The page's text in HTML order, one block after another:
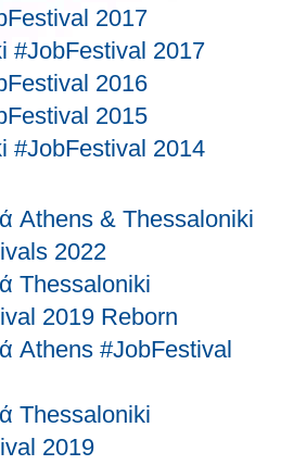
2017
#JobFestival 2017
2016
2015
#JobFestival 2014
Athens & Thessaloniki
2022
Thessaloniki
2019 Reborn
Athens #JobFestival
Thessaloniki
2019